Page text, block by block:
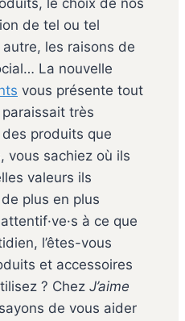
le choix de nos
de tel ou tel
autre, les raisons de
La nouvelle
vous présente tout
très
produits que
vous sachiez où ils
valeurs ils
plus en plus
à ce que
l’êtes-vous
et accessoires
? Chez J’aime
de vous aider